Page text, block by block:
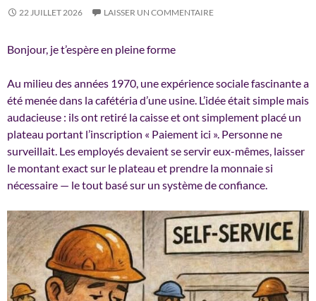
22 JUILLET 2026 LAISSER UN COMMENTAIRE
Bonjour, je t’espère en pleine forme
Au milieu des années 1970, une expérience sociale fascinante a
été menée dans la cafétéria d’une usine. L’idée était simple mais
audacieuse : ils ont retiré la caisse et ont simplement placé un
plateau portant l’inscription « Paiement ici ». Personne ne
surveillait. Les employés devaient se servir eux-mêmes, laisser
le montant exact sur le plateau et prendre la monnaie si
nécessaire — le tout basé sur un système de confiance.